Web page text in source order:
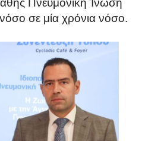
Πνευμονική Ίνωση
σε μία χρόνια νόσο.